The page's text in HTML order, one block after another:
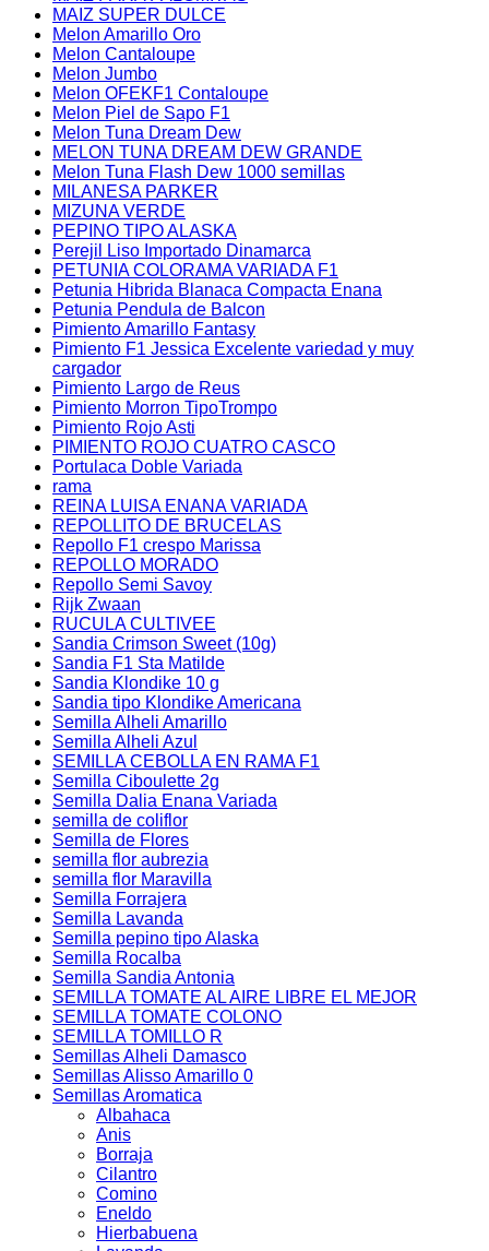
MAIZ SUPER DULCE
Melon Amarillo Oro
Melon Cantaloupe
Melon Jumbo
Melon OFEKF1 Contaloupe
Melon Piel de Sapo F1
Melon Tuna Dream Dew
MELON TUNA DREAM DEW GRANDE
Melon Tuna Flash Dew 1000 semillas
MILANESA PARKER
MIZUNA VERDE
PEPINO TIPO ALASKA
Perejil Liso Importado Dinamarca
PETUNIA COLORAMA VARIADA F1
Petunia Hibrida Blanaca Compacta Enana
Petunia Pendula de Balcon
Pimiento Amarillo Fantasy
Pimiento F1 Jessica Excelente variedad y muy
cargador
Pimiento Largo de Reus
Pimiento Morron TipoTrompo
Pimiento Rojo Asti
PIMIENTO ROJO CUATRO CASCO
Portulaca Doble Variada
rama
REINA LUISA ENANA VARIADA
REPOLLITO DE BRUCELAS
Repollo F1 crespo Marissa
REPOLLO MORADO
Repollo Semi Savoy
Rijk Zwaan
RUCULA CULTIVEE
Sandia Crimson Sweet (10g)
Sandia F1 Sta Matilde
Sandia Klondike 10 g
Sandia tipo Klondike Americana
Semilla Alheli Amarillo
Semilla Alheli Azul
SEMILLA CEBOLLA EN RAMA F1
Semilla Ciboulette 2g
Semilla Dalia Enana Variada
semilla de coliflor
Semilla de Flores
semilla flor aubrezia
semilla flor Maravilla
Semilla Forrajera
Semilla Lavanda
Semilla pepino tipo Alaska
Semilla Rocalba
Semilla Sandia Antonia
SEMILLA TOMATE AL AIRE LIBRE EL MEJOR
SEMILLA TOMATE COLONO
SEMILLA TOMILLO R
Semillas Alheli Damasco
Semillas Alisso Amarillo 0
Semillas Aromatica
Albahaca
Anis
Borraja
Cilantro
Comino
Eneldo
Hierbabuena